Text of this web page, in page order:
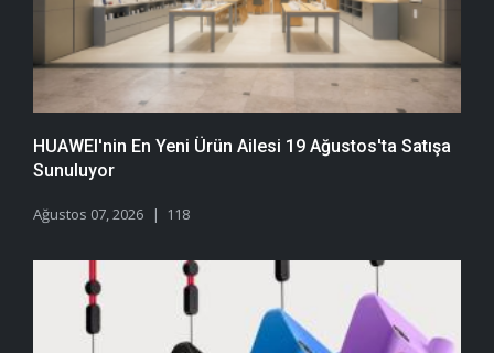
HUAWEI'nin En Yeni Ürün Ailesi 19 Ağustos'ta Satışa
Sunuluyor
Ağustos 07, 2026 118